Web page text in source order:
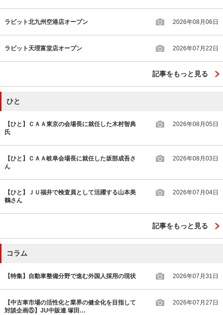
ラビット北九州空港店オープン 2026年08月06日
ラビット天理富堂店オープン 2026年07月22日
記事をもっと見る
ひと
【ひと】ＣＡＡ東京の会場長に就任した木村智典
氏
2026年08月05日
【ひと】ＣＡＡ岐阜会場長に就任した坂部成吾さ
ん
2026年08月03日
【ひと】ＪＵ福井で検査員として活躍する山本美
鶴さん
2026年07月04日
記事をもっと見る
コラム
【特集】自動車整備分野で進む外国人採用の現状 2026年07月31日
【中古車市場の活性化と業界の健全化を目指して
対談企画⑤】JU中販連 塚田…
2026年07月27日